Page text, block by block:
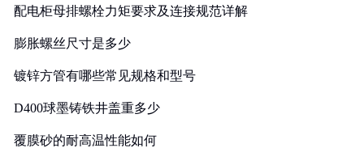
配电柜母排螺栓力矩要求及连接规范详解
膨胀螺丝尺寸是多少
镀锌方管有哪些常见规格和型号
D400球墨铸铁井盖重多少
覆膜砂的耐高温性能如何